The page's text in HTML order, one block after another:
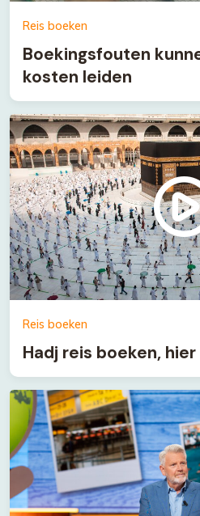
Reis boeken
Boekingsfouten
kosten leiden
Reis boeken
Hadj reis boeken,